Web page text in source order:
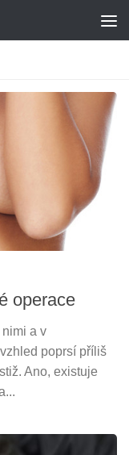
operace
a v
poprsí příliš
Ano, existuje